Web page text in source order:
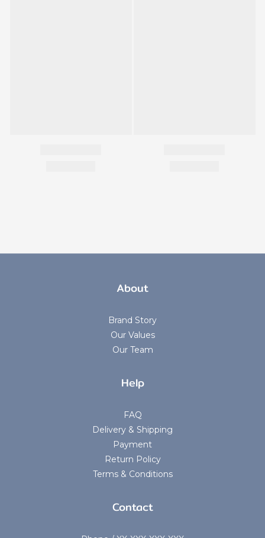
About
Brand Story
Our Values
Our Team
Help
FAQ
Delivery & Shipping
Payment
Return Policy
Terms & Conditions
Contact